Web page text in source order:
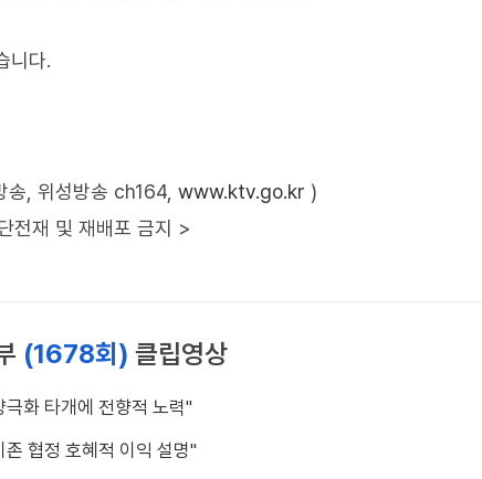
니다.
송, 위성방송 ch164, www.ktv.go.kr )
전재 및 재배포 금지 >
(1678회) 클립영상
화 타개에 전향적 노력"
협정 호혜적 이익 설명"